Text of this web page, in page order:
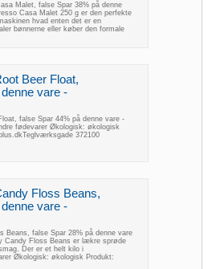
Malet, false Spar 38% på denne
Casa Malet 250 g er den perfekte
hvad enten det er en
bønnerne eller køber den formale
Beer Float,
vare -
false Spar 44% på denne vare -
fødevarer Økologisk: økologisk
372100
Floss Beans,
vare -
Beans, false Spar 28% på denne vare
Candy Floss Beans er lækre sprøde
Der er et helt kilo i
Økologisk: økologisk Produkt: